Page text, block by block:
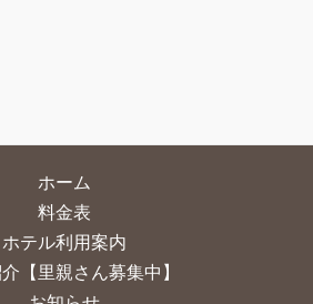
ホーム
料金表
ホテル利用案内
【里親さん募集中】